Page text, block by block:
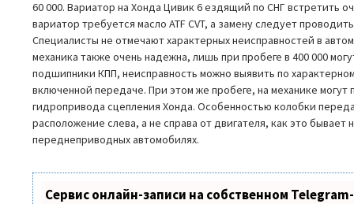
60 000. Вариатор на Хонда Цивик 6 ездящий по СНГ встретить
вариатор требуется масло ATF CVT, а замену следует
Специалисты не отмечают характерных неисправностей в
механика также очень надежна, лишь при пробеге в 400 000
подшипники КПП, неисправность можно выявить по
включенной передаче. При этом же пробеге, на механике
гидропривода сцепления Хонда. Особенностью колобки
расположение слева, а не справа от двигателя, как это бывает
переднеприводных автомобилях.
Сервис онлайн-записи на собственном